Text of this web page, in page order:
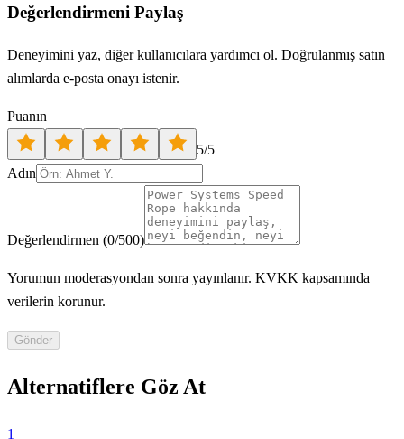
Değerlendirmeni Paylaş
Deneyimini yaz, diğer kullanıcılara yardımcı ol. Doğrulanmış satın
alımlarda e-posta onayı istenir.
Puanın
5/5
Adın
Değerlendirmen (0/500)
Yorumun moderasyondan sonra yayınlanır. KVKK kapsamında
verilerin korunur.
Gönder
Alternatiflere Göz At
1